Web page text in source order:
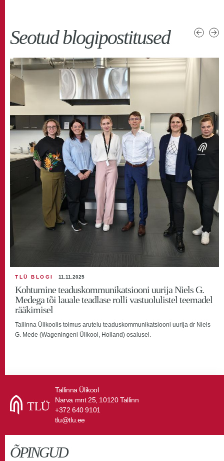
Seotud blogipostitused
TLÜ BLOGI 11.11.2025
Kohtumine teaduskommunikatsiooni uurija Niels G.
Medega tõi lauale teadlase rolli vastuolulistel teemadel
rääkimisel
Tallinna Ülikoolis toimus arutelu teaduskommunikatsiooni uurija dr Niels
G. Mede (Wageningeni Ülikool, Holland) osalusel.
Tallinna Ülikool
Narva mnt 25, 10120 Tallinn
+372 640 9101
tlu@tlu.ee
ÕPINGUD